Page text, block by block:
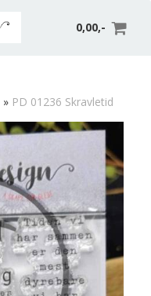
0,00,-
» PD 01236 Skravletid
Nullstill
Trykk ENTER for å søke